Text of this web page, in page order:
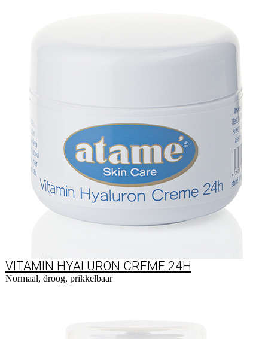
VITAMIN HYALURON CREME 24H
Normaal, droog, prikkelbaar